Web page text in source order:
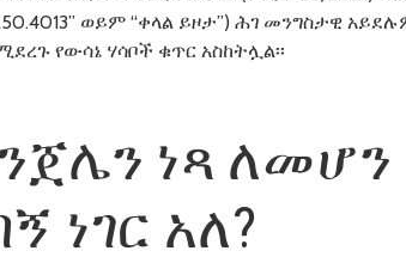
ወይም “ቀላል ይዞታ”) ሕገ መንግስታዊ
የውሳኔ ሃሳቦች ቁጥር አስከትሏል፡፡
ነጻ ለመሆን
ነገር አለ?